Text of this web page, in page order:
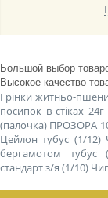
Большой выбор
Грінки житньо-
посипок в стіках
(палочка) ПРОЗОРА
Цейлон тубус (1/12)
бергамотом тубус
стандарт з/я (1/10)